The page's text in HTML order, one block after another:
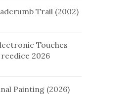
Trail (2002)
Touches
reedice 2026
Painting (2026)